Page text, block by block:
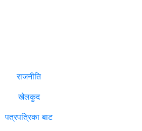
राजनीति
खेलकुद
पत्रपत्रिका बाट